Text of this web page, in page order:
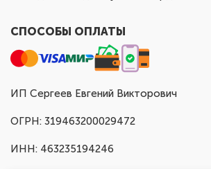
СПОСОБЫ ОПЛАТЫ
ИП Сергеев Евгений Викторович
ОГРН: 319463200029472
ИНН: 463235194246